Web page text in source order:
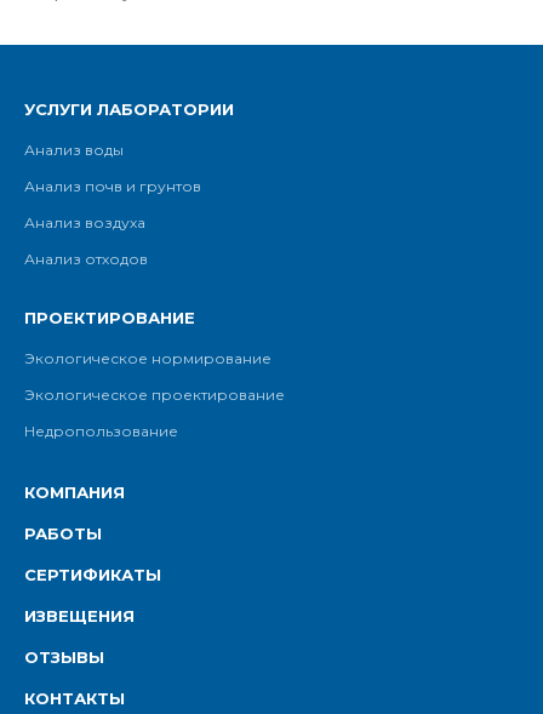
УСЛУГИ ЛАБОРАТОРИИ
Анализ воды
Анализ почв и грунтов
Анализ воздуха
Анализ отходов
ПРОЕКТИРОВАНИЕ
Экологическое нормирование
Экологическое проектирование
Недропользование
КОМПАНИЯ
РАБОТЫ
СЕРТИФИКАТЫ
ИЗВЕЩЕНИЯ
ОТЗЫВЫ
КОНТАКТЫ